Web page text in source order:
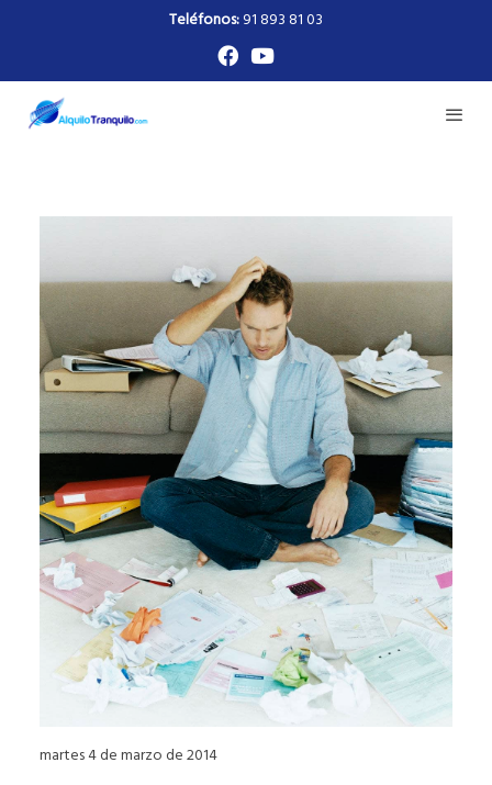
Teléfonos:91 893 81 03
martes 4 de marzo de 2014